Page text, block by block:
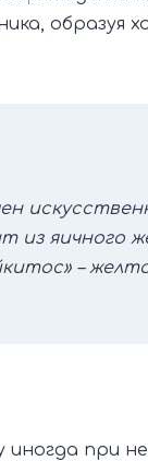
образуя
из яичного
–
при